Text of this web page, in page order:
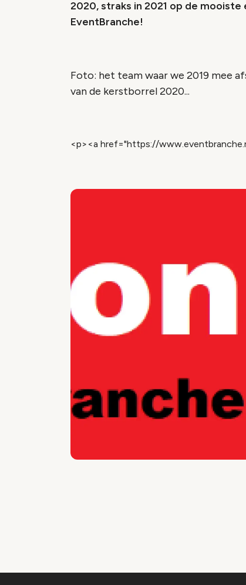
2020, straks in 2021 op de
EventBranche!
Foto: het team waar we 2019 mee
van de kerstborrel 2020...
<p><a href="https://